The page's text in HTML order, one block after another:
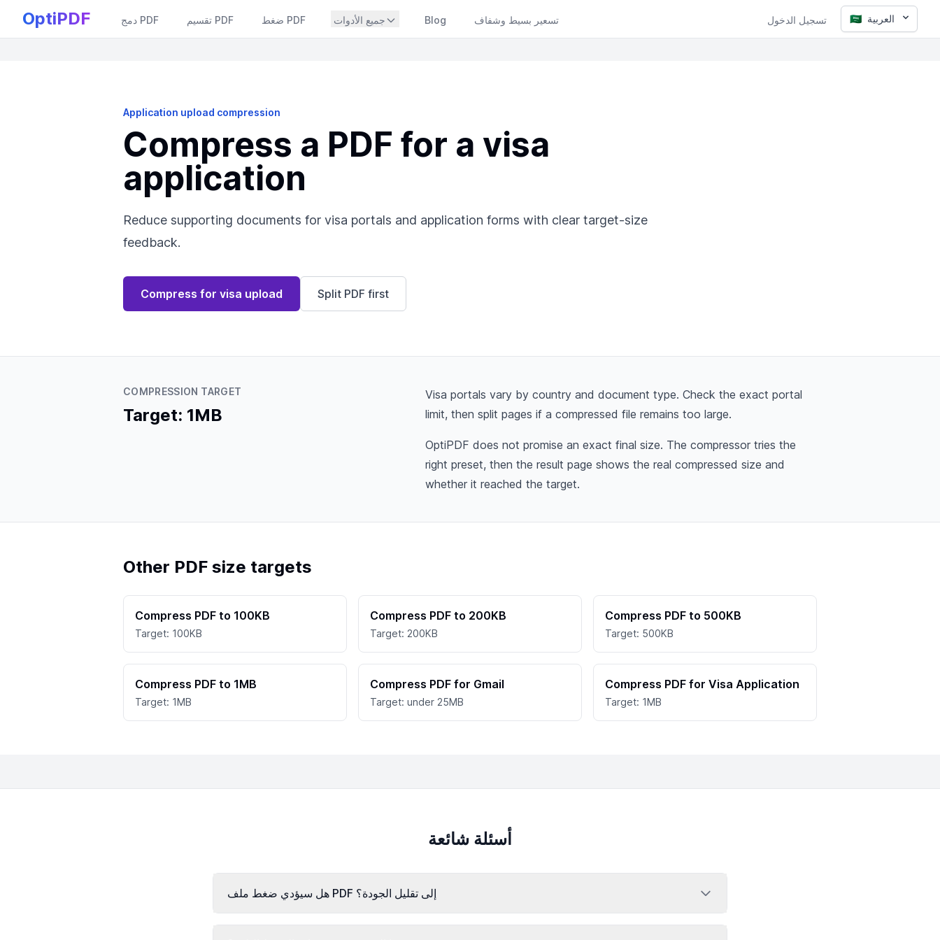
OptiPDF دمج PDF تقسيم PDF ضغط PDF جميع الأدوات Blog تسعير بسيط وشفاف تسجيل الدخول 🇸🇦 العربية
Application upload compression
Compress a PDF for a visa
application
Reduce supporting documents for visa portals and application forms with clear target-size
feedback.
Compress for visa upload Split PDF first
COMPRESSION TARGET
Target: 1MB
Visa portals vary by country and document type. Check the exact portal
limit, then split pages if a compressed file remains too large.
OptiPDF does not promise an exact final size. The compressor tries the
right preset, then the result page shows the real compressed size and
whether it reached the target.
Other PDF size targets
Compress PDF to 100KB
Target: 100KB
Compress PDF to 200KB
Target: 200KB
Compress PDF to 500KB
Target: 500KB
Compress PDF to 1MB
Target: 1MB
Compress PDF for Gmail
Target: under 25MB
Compress PDF for Visa Application
Target: 1MB
أسئلة شائعة
هل سيؤدي ضغط ملف PDF إلى تقليل الجودة؟